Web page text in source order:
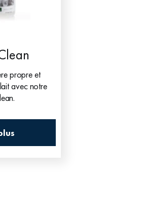
propre et
avec notre